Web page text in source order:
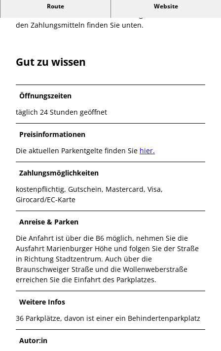
Route Website
Bitte beachten Sie, dass Barzahlung mit
den Zahlungsmitteln finden Sie unten.
Gut zu wissen
Öffnungszeiten
täglich 24 Stunden geöffnet
Preisinformationen
Die aktuellen Parkentgelte finden Sie hier.
Zahlungsmöglichkeiten
kostenpflichtig, Gutschein, Mastercard, Visa,
Girocard/EC-Karte
Anreise & Parken
Die Anfahrt ist über die B6 möglich, nehmen Sie die
Ausfahrt Marienburger Höhe und folgen Sie der Straße
in Richtung Stadtzentrum. Auch über die
Braunschweiger Straße und die Wollenweberstraße
erreichen Sie die Einfahrt des Parkplatzes.
Weitere Infos
36 Parkplätze, davon ist einer ein Behindertenparkplatz
Autor:in